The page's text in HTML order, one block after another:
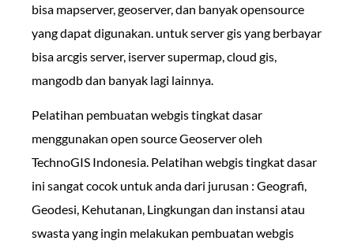
bisa mapserver, geoserver, dan banyak opensource
yang dapat digunakan. untuk server gis yang berbayar
bisa arcgis server, iserver supermap, cloud gis,
mangodb dan banyak lagi lainnya.
Pelatihan pembuatan webgis tingkat dasar
menggunakan open source Geoserver oleh
TechnoGIS Indonesia. Pelatihan webgis tingkat dasar
ini sangat cocok untuk anda dari jurusan : Geografi,
Geodesi, Kehutanan, Lingkungan dan instansi atau
swasta yang ingin melakukan pembuatan webgis